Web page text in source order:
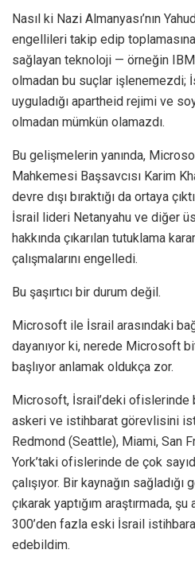
Nasıl ki Nazi Almanyası’nın
engellileri takip edip
sağlayan teknoloji — örneğin
olmadan bu suçlar işlenemezdi;
uyguladığı apartheid rejimi ve
olmadan mümkün olamazdı.
Bu gelişmelerin yanında,
Mahkemesi Başsavcısı Karim
devre dışı bıraktığı da ortaya
İsrail lideri Netanyahu ve diğer
hakkında çıkarılan tutuklama
çalışmalarını engelledi.
Bu şaşırtıcı bir durum değil.
Microsoft ile İsrail arasındaki
dayanıyor ki, nerede Microsoft
başlıyor anlamak oldukça zor.
Microsoft, İsrail’deki ofislerinde
askeri ve istihbarat görevlisini
Redmond (Seattle), Miami, San
York’taki ofislerinde de çok
çalışıyor. Bir kaynağın
çıkarak yaptığım araştırmada,
300’den fazla eski İsrail
edebildim.